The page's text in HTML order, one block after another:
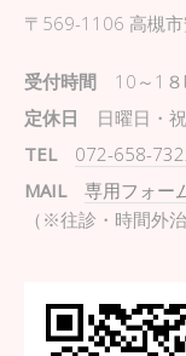
〒569-1106 高槻
受付時間 10～1８
定休日 日曜日・
TEL
072-658-
MAIL
専用フォー
（※往診・時間外